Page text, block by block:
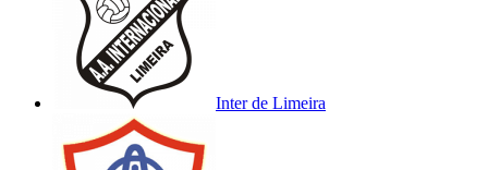
Inter de Limeira